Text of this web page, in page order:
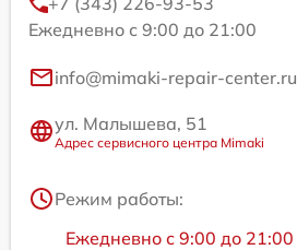
Ежедневно с 9:00 до 21:00
info@mimaki-repair-center.ru
ул. Малышева, 51
Адрес сервисного центра Mimaki
Режим работы:
Ежедневно с 9:00 до 21:00